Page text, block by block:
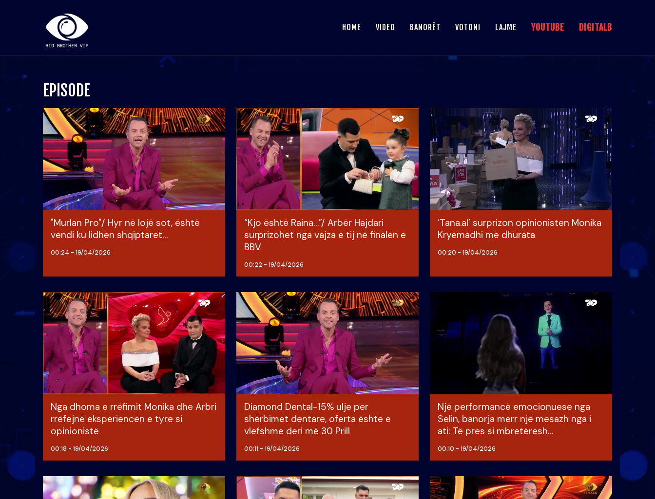
HOME VIDEO BANORËT VOTONI LAJME YOUTUBE DIGITALB
EPISODE
"Murlan Pro"/ Hyr në lojë sot, është
vendi ku lidhen shqiptarët…
00:24 - 19/04/2026
“Kjo është Raina…”/ Arbër Hajdari
surprizohet nga vajza e tij në finalen e
BBV
00:22 - 19/04/2026
‘Tana.al’ surprizon opinionisten Monika
Kryemadhi me dhurata
00:20 - 19/04/2026
Nga dhoma e rrëfimit Monika dhe Arbri
rrëfejnë eksperiencën e tyre si
opinionistë
00:18 - 19/04/2026
Diamond Dental-15% ulje për
shërbimet dentare, oferta është e
vlefshme deri më 30 Prill
00:11 - 19/04/2026
Një performancë emocionuese nga
Selin, banorja merr një mesazh nga i
ati: Të pres si mbretëresh…
00:10 - 19/04/2026